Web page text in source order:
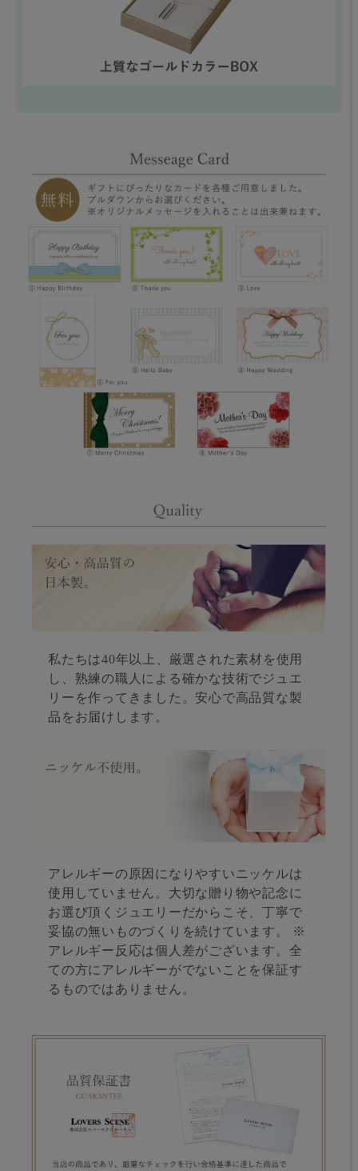
私たちは40年以上、厳選された素材を使用
し、熟練の職人による確かな技術でジュエ
リーを作ってきました。安心で高品質な製
品をお届けします。
アレルギーの原因になりやすいニッケルは
使用していません。大切な贈り物や記念に
お選び頂くジュエリーだからこそ、丁寧で
妥協の無いものづくりを続けています。 ※
アレルギー反応は個人差がございます。全
ての方にアレルギーがでないことを保証す
るものではありません。